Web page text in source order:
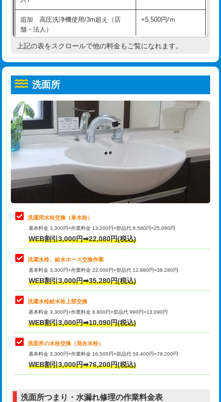
コンクリート斫り（厚さ10㎝超え）
モルタル補修（厚さ10㎝まで） 27,500円
モルタル補修（厚さ10㎝超え） 38,500円
洗面台設置 38,500円
追加人工
廃棄・処分 現場見積
※給水管工事は20mmまでの価格です。
給水管工事※（ホール加工)
給水管工事※（バンド止め) 3,300円
給水管工事※（支持金具設置) 5,500円
給水管工事※（保温材使用（バンド止
め込み）)
5,500円
給水管工事※（土の掘削・埋め戻し作
業)
11,000円
給水管工事※（塩ビ管（VP・HI）使
用/3ｍまで)
33,000円
給水管工事※（塩ビ管（VP・HI）使
用（追加）/3ｍ超え)
給水管工事※（ライニング鋼管・銅
管・ポリ管・HT管使用/3ｍまで)
44,000円
給水管工事※（ライニング鋼管・銅
管・ポリ管・HT管使用/3ｍ超え)
排水管工事（土の掘削・埋め戻し作
業）
排水管工事（排水管工事/3ｍまで） 55,000円
排水管工事（追加 排水管工事/3ｍ超
え）
マス交換（土の掘削・埋め戻し作業）
マス交換（深さ50㎝未満）
マス交換（深さ50㎝以上）
追加 高圧洗浄機使用/3m超え（店
舗・法人）
+5,500円/ｍ
高度高圧洗浄換 現地調査
トーラー機使用/3mまで
追加トーラー機使用/3m超え +3,300円
カメラ調査 33,000円
桝清掃
止水・漏水調査・防水処理・清掃・修
理・調整・分解・加工など（軽作業）
11,000円
止水・漏水調査・防水処理・清掃・修
理・調整・分解・加工など（中作業）
22,000円
止水・漏水調査・防水処理・清掃・修
理・調整・分解・加工など（重作業）
33,000円
キッチンタンク脱着
その他部品の脱着
交換・取付（タンク）
交換・取付(単水栓（壁付・デッキ
式）)
交換・取付(混合水栓（壁付・デッキ
式・ワンホール）)
16,500円+材料費
（P/S/ポップアップ））
上記の表をスクロールで他の料金もご覧になれます。
洗面所
洗濯用水栓交換（単水栓）
基本料金 3,300円+作業料金 13,200円+部品代 8,580円=25,080円
WEB割引3,000円➡22,080円(税込)
洗濯水栓、給水ホース交換作業
基本料金 3,300円+作業料金 22,000円+部品代 12,980円=38,280円
WEB割引3,000円➡35,280円(税込)
洗濯水栓給水栓上部交換
基本料金 3,300円+作業料金 8,800円+部品代 990円=13,090円
WEB割引3,000円➡10,090円(税込)
洗面所の水栓交換（混合水栓）
基本料金 3,300円+作業料金 16,500円+部品代 59,400円=79,200円
WEB割引3,000円➡76,200円(税込)
洗面所つまり・水漏れ修理の作業料金表